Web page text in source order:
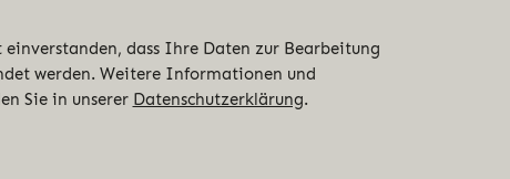
dass Ihre Daten zur Bearbeitung
werden. Weitere Informationen und
Sie in unserer Datenschutzerklärung.